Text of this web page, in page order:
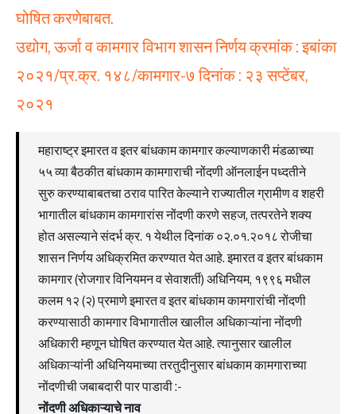
घोषित करणेबाबत.
उद्योग, ऊर्जा व कामगार विभाग शासन निर्णय क्रमांक : इबांका
२०२१/प्र.क्र. १४८/कामगार-७ दिनांक : २३ सप्टेंबर,
२०२१
महाराष्ट्र इमारत व इतर बांधकाम कामगार कल्याणकारी मंडळाच्या
५५ व्या बैठकीत बांधकाम कामगाराची नोंदणी ऑनलाईन पध्दतीने
सुरु करण्याबाबतचा ठराव पारित केल्याने राज्यातील ग्रामीण व शहरी
भागातील बांधकाम कामगारांस नोंदणी करणे सहज, तत्परतेने शक्य
होत असल्याने संदर्भ क्र. १ येथील दिनांक ०२.०१.२०१८ रोजीचा
शासन निर्णय अधिक्रमित करण्यात येत आहे. इमारत व इतर बांधकाम
कामगार (रोजगार विनियमन व सेवाशर्ती) अधिनियम, १९९६ मधील
कलम १२ (२) प्रमाणे इमारत व इतर बांधकाम कामगारांची नोंदणी
करण्यासाठी कामगार विभागातील खालील अधिकाऱ्यांना नोंदणी
अधिकारी म्हणून घोषित करण्यात येत आहे. त्यानुसार खालील
अधिकाऱ्यांनी अधिनियमाच्या तरतुदीनुसार बांधकाम कामगाराच्या
नोंदणीची जबाबदारी पार पाडावी :-
नोंदणी अधिकाऱ्याचे नाव